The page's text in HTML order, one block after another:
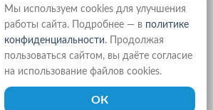
Мы используем cookies для улучшения
работы сайта. Подробнее — в политике
конфиденциальности. Продолжая
пользоваться сайтом, вы даёте согласие
на использование файлов cookies.